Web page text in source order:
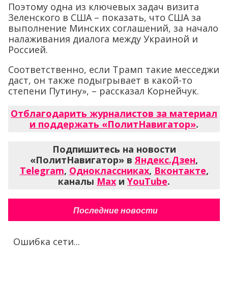
Поэтому одна из ключевых задач визита
Зеленского в США – показать, что США за
выполнение Минских соглашений, за начало
налаживания диалога между Украиной и
Россией.
Соответственно, если Трамп такие месседжи
даст, он также подыгрывает в какой-то
степени Путину», – рассказал Корнейчук.
Отблагодарить журналистов за материал
и поддержать «ПолитНавигатор».
Подпишитесь на новости
«ПолитНавигатор» вЯндекс.Дзен,
Telegram, Одноклассниках, Вконтакте,
каналы Max и YouTube.
Последние новости
Ошибка сети...